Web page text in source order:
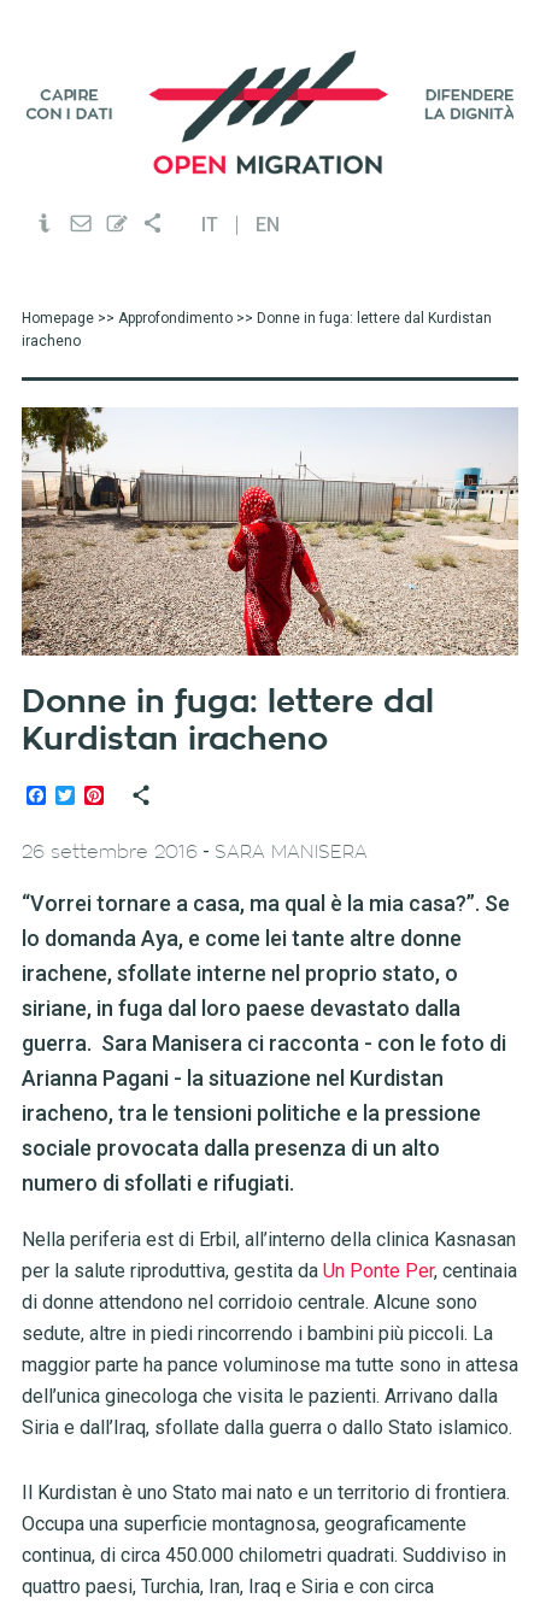
IT EN
Homepage>> Approfondimento>> Donne in fuga: lettere dal Kurdistan
iracheno
Donne in fuga: lettere dal
Kurdistan iracheno
Facebook
TwitterPinterest
26 settembre 2016- SARA MANISERA
“Vorrei tornare a casa, ma qual è la mia casa?”. Se
lo domanda Aya, e come lei tante altre donne
irachene, sfollate interne nel proprio stato, o
siriane, in fuga dal loro paese devastato dalla
guerra. Sara Manisera ci racconta - con le foto di
Arianna Pagani - la situazione nel Kurdistan
iracheno, tra le tensioni politiche e la pressione
sociale provocata dalla presenza di un alto
numero di sfollati e rifugiati.
Nella periferia est di Erbil, all’interno della clinica Kasnasan
per la salute riproduttiva, gestita da Un Ponte Per, centinaia
di donne attendono nel corridoio centrale. Alcune sono
sedute, altre in piedi rincorrendo i bambini più piccoli. La
maggior parte ha pance voluminose ma tutte sono in attesa
dell’unica ginecologa che visita le pazienti. Arrivano dalla
Siria e dall’Iraq, sfollate dalla guerra o dallo Stato islamico.
Il Kurdistan è uno Stato mai nato e un territorio di frontiera.
Occupa una superficie montagnosa, geograficamente
continua, di circa 450.000 chilometri quadrati. Suddiviso in
quattro paesi, Turchia, Iran, Iraq e Siria e con circa